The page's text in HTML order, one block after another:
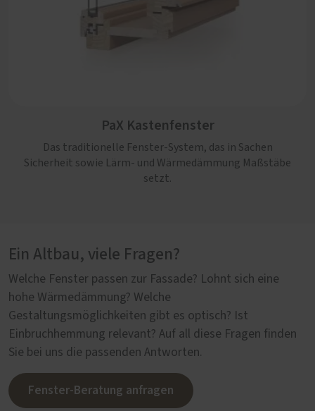
PaX Kastenfenster
Das traditionelle Fenster-System, das in Sachen
Sicherheit sowie Lärm- und Wärmedämmung Maßstäbe
setzt.
Ein Altbau, viele Fragen?
Welche Fenster passen zur Fassade? Lohnt sich eine
hohe Wärmedämmung? Welche
Gestaltungsmöglichkeiten gibt es optisch? Ist
Einbruchhemmung relevant? Auf all diese Fragen finden
Sie bei uns die passenden Antworten.
Fenster-Beratung anfragen